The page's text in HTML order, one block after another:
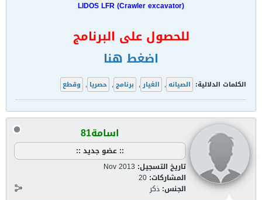
LIDOS LFR (Crawler excavator)
للحصول على البرنامج
اضغط هنا
الكلمات الدلالية: الصيانه , الغيار , برنامج , حصريا , وقطع
اسامة81
:: عضو جديد ::
تاريخ التسجيل: Nov 2013
المشاركات: 20
الجنس: ذكر